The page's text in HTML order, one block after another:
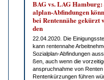
BAG vs. LAG
al­plan-Ab­fin­dun­gen
bei Ren­ten­nä­he ge­kürzt
den
22.04.2020. Die
kann ren­ten­na­he
So­zi­al­plan-Ab­fin­dun­gen
ßen, auch wenn die
an­spruch­nah­me von Ren­ten
Ren­ten­kür­zun­gen füh­ren